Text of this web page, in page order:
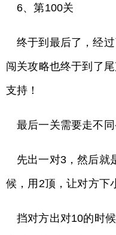
6、第100关
终于到最后了，经
闯关攻略也终于到了
支持！
最后一关需要走不
先出一对3，然后就
候，用2顶，让对方下
挡对方出对10的时